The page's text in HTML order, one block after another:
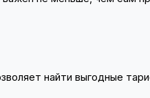
найти выгодные